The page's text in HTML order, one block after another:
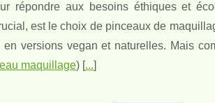
répondre aux besoins éthiques et
est le choix de pinceaux de
versions vegan et naturelles. Mais
maquillage) [...]